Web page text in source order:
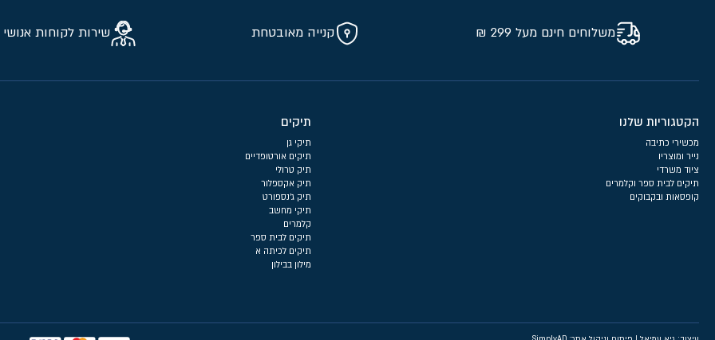
משלוחים חינם מעל 299 ₪ קנייה מאובטחת שירות לקוחות
הקטגוריות שלנו
מכשירי כתיבה
נייר ומוצריו
ציוד משרדי
תיקים לבית ספר וקלמרים
קופסאות ובקבוקים
תיקים
תיקי גן
תיקים אורטופדיים
תיק טרולי
תיק אקספלור
תיק ג'נספורט
תיקי מחשב
קלמרים
תיקים לבית ספר
תיקים לכיתה א
מילון בבילון